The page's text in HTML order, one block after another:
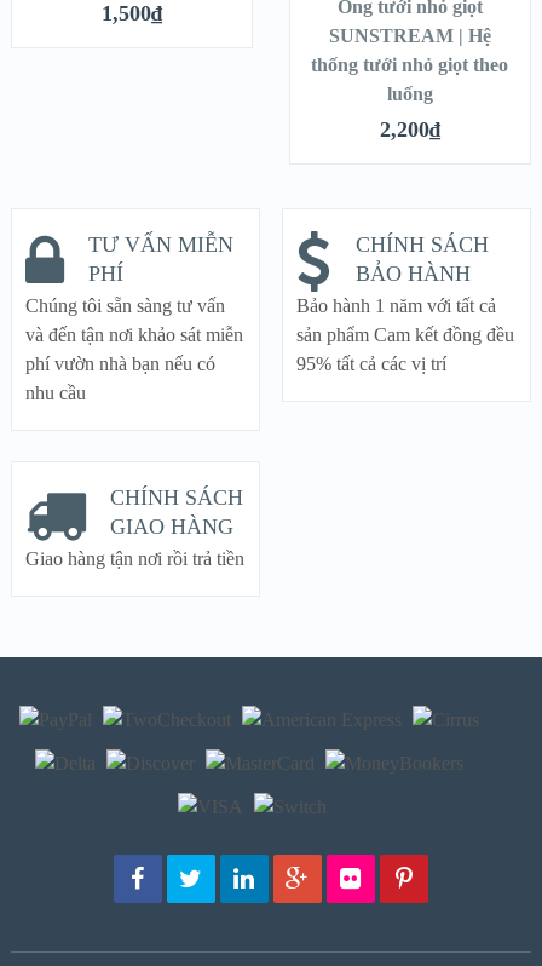
QUICK LOOK
1,500₫ QUICK LOOK
VIEW DETAILS
Ống tưới nhỏ giọt
SUNSTREAM | Hệ
thống tưới nhỏ giọt theo
luống
2,200₫
TƯ VẤN MIỄN
PHÍ
Chúng tôi sẵn sàng tư vấn
và đến tận nơi khảo sát miễn
phí vườn nhà bạn nếu có
nhu cầu
CHÍNH SÁCH
BẢO HÀNH
Bảo hành 1 năm với tất cả
sản phẩm Cam kết đồng đều
95% tất cả các vị trí
CHÍNH SÁCH
GIAO HÀNG
Giao hàng tận nơi rồi trả tiền